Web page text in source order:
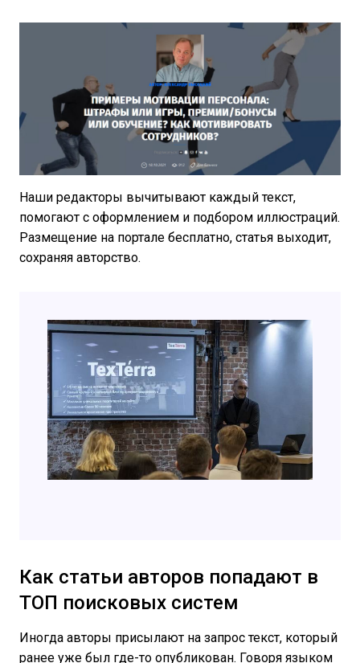
Наши редакторы вычитывают каждый текст,
помогают с оформлением и подбором иллюстраций.
Размещение на портале бесплатно, статья выходит,
сохраняя авторство.
Как статьи авторов попадают в
ТОП поисковых систем
Иногда авторы присылают на запрос текст, который
ранее уже был где-то опубликован. Говоря языком